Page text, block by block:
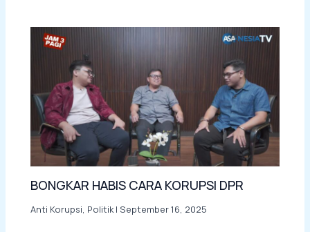
BONGKAR HABIS CARA KORUPSI DPR
Anti Korupsi, Politik|September 16, 2025